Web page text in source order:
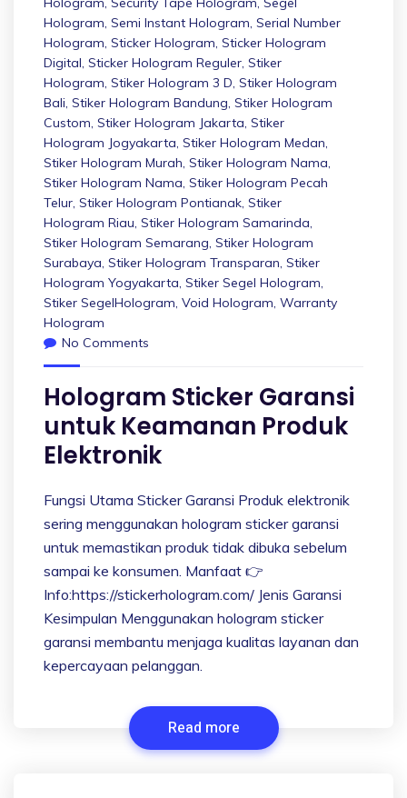
Hologram, Semi Instant Hologram, Serial Number
Hologram, Sticker Hologram, Sticker Hologram
Digital, Sticker Hologram Reguler, Stiker
Hologram, Stiker Hologram 3 D, Stiker Hologram
Bali, Stiker Hologram Bandung, Stiker Hologram
Custom, Stiker Hologram Jakarta, Stiker
Hologram Jogyakarta, Stiker Hologram Medan,
Stiker Hologram Murah, Stiker Hologram Nama,
Stiker Hologram Nama, Stiker Hologram Pecah
Telur, Stiker Hologram Pontianak, Stiker
Hologram Riau, Stiker Hologram Samarinda,
Stiker Hologram Semarang, Stiker Hologram
Surabaya, Stiker Hologram Transparan, Stiker
Hologram Yogyakarta, Stiker Segel Hologram,
Stiker SegelHologram, Void Hologram, Warranty
Hologram
No Comments
Hologram Sticker Garansi
untuk Keamanan Produk
Elektronik
Fungsi Utama Sticker Garansi Produk elektronik
sering menggunakan hologram sticker garansi
untuk memastikan produk tidak dibuka sebelum
sampai ke konsumen. Manfaat 👉
Info:https://stickerhologram.com/ Jenis Garansi
Kesimpulan Menggunakan hologram sticker
garansi membantu menjaga kualitas layanan dan
kepercayaan pelanggan.
Read more